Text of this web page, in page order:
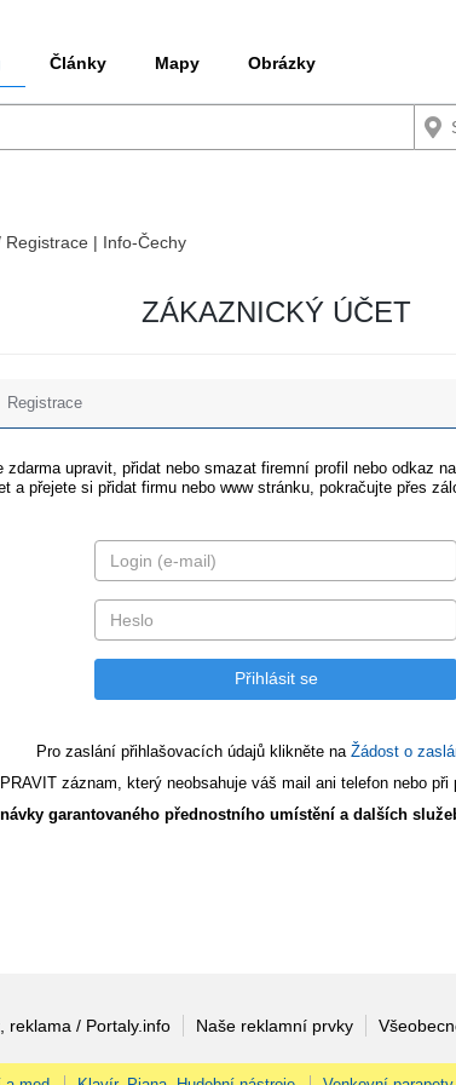
Články Mapy Obrázky
| Info-Čechy
ZÁKAZNICKÝ ÚČET
Registrace
zdarma upravit, přidat nebo smazat firemní profil nebo odkaz
a přejete si přidat firmu nebo www stránku, pokračujte přes
Pro zaslání přihlašovacích údajů klikněte na Žádost o
záznam, který neobsahuje váš mail ani telefon nebo
garantovaného přednostního umístění a dalších
reklama / Portaly.info Naše reklamní prvky